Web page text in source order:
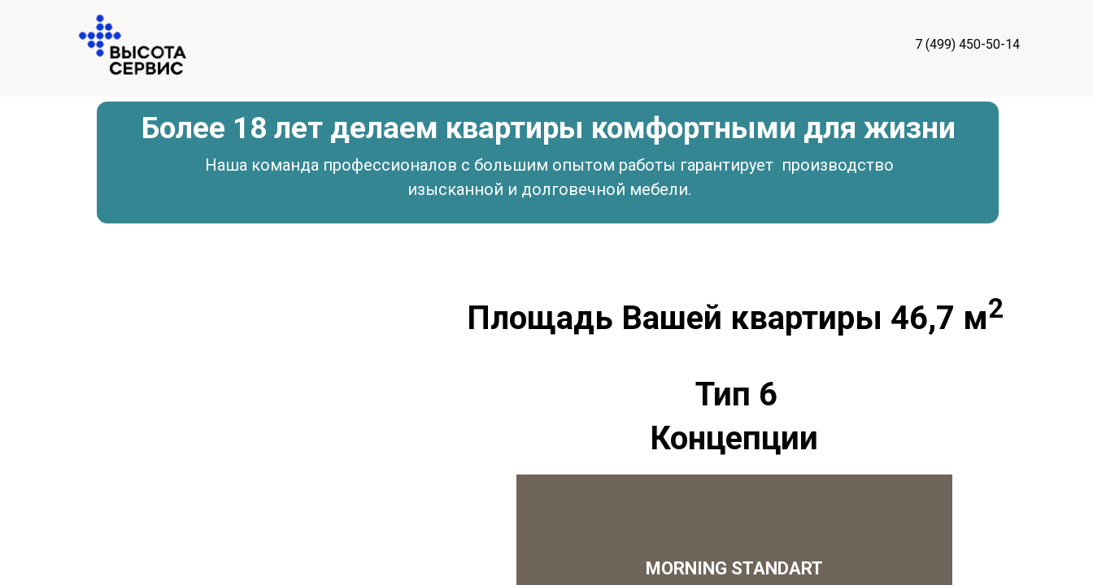
7 (499) 450-50-14
Более 18 лет делаем квартиры комфортными для жизни
Наша команда профессионалов с большим опытом работы гарантирует производство
изысканной и долговечной мебели.
Площадь Вашей квартиры 46,7 м2
Концепции
MORNING STANDART
Тип 6